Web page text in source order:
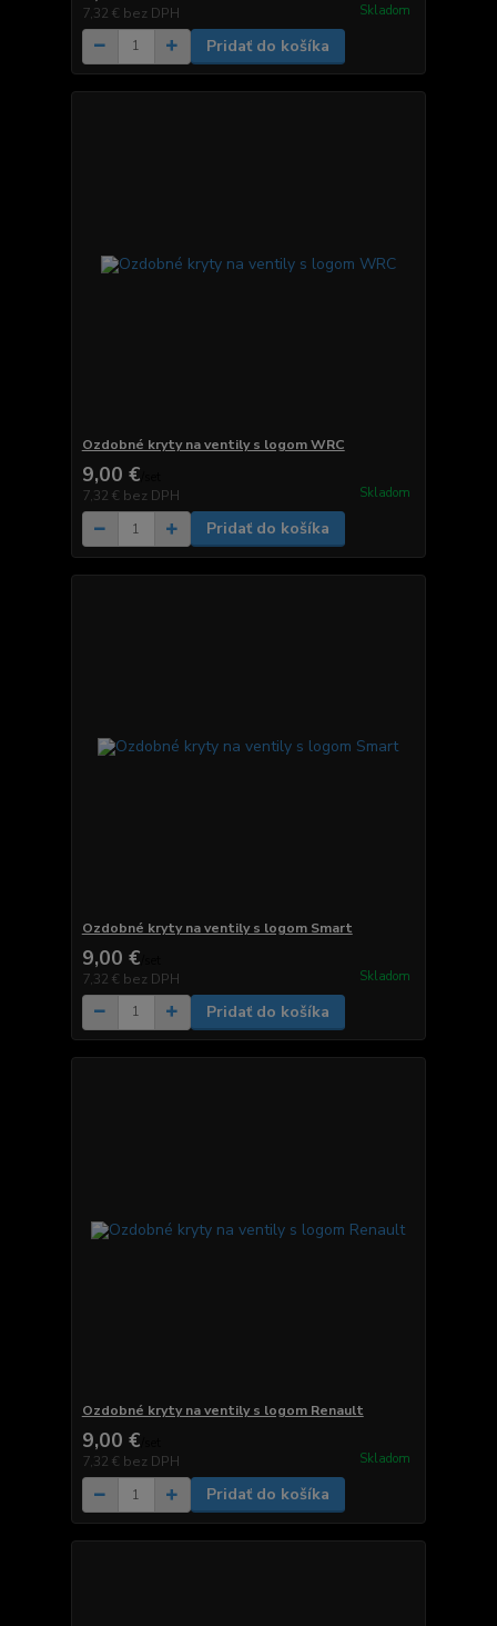
7,32 € bez DPH Skladom
Pridať do košíka
Ozdobné kryty na ventily s logom WRC
9,00 €
7,32 € bez DPH Skladom
Pridať do košíka
Ozdobné kryty na ventily s logom Smart
9,00 €
7,32 € bez DPH Skladom
Pridať do košíka
Ozdobné kryty na ventily s logom Renault
9,00 €
7,32 € bez DPH Skladom
Pridať do košíka